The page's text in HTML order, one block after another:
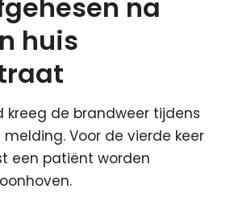
na
huis
kreeg de brandweer tijdens
Voor de vierde keer
een patiënt worden